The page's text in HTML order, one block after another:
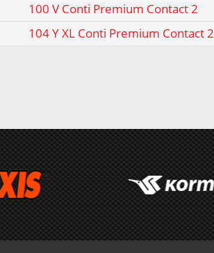
100 V Conti Premium Contact 2
104 Y XL Conti Premium Contact 2